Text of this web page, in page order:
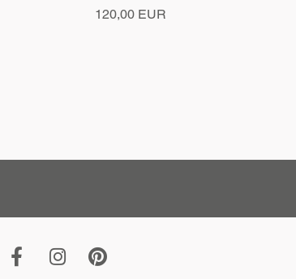
120,00 EUR